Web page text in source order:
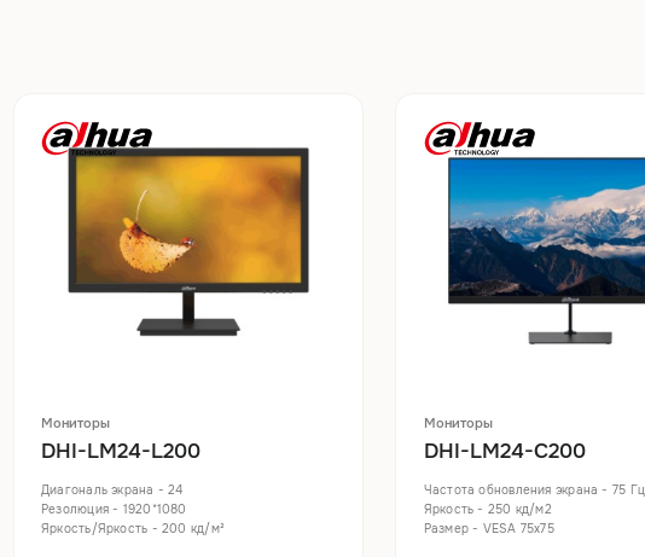
Мониторы
DHI-LM24-L200
Диагональ экрана - 24
Резолюция - 1920*1080
Яркость/Яркость - 200 кд/м²
Мониторы
DHI-LM24-C200
Частота обновления экрана - 75 Гц
Яркость - 250 кд/м2
Размер - VESA 75x75